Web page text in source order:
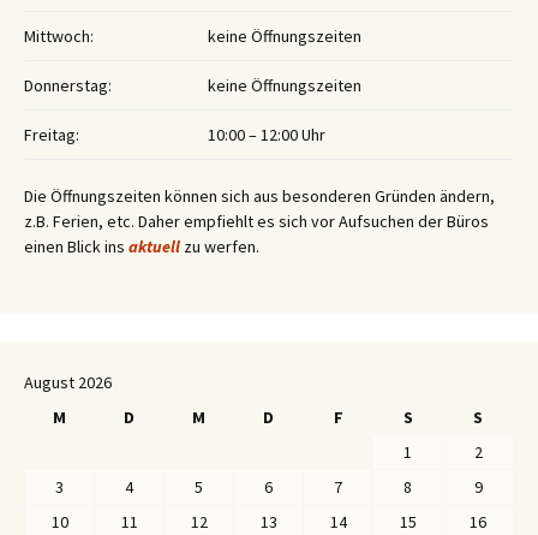
Mittwoch: keine Öffnungszeiten
Donnerstag: keine Öffnungszeiten
Freitag: 10:00 – 12:00 Uhr
Die Öffnungszeiten können sich aus besonderen Gründen ändern,
z.B. Ferien, etc. Daher empfiehlt es sich vor Aufsuchen der Büros
einen Blick ins aktuell zu werfen.
August 2026
M
D M D F S
S
1
2
3
4 5 6 7 8
9
10
11 12 13 14 15
16